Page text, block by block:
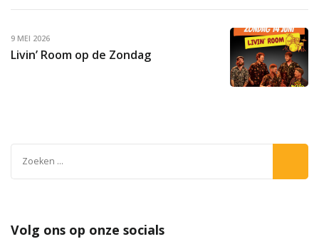
9 MEI 2026
Livin’ Room op de Zondag
Volg ons op onze socials